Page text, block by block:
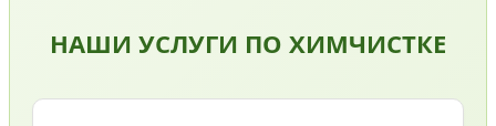
НАШИ УСЛУГИ ПО ХИМЧИСТКЕ